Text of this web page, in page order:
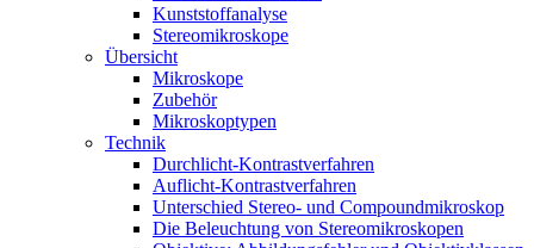
Kunststoffanalyse
Stereomikroskope
Übersicht
Mikroskope
Zubehör
Mikroskoptypen
Technik
Durchlicht-Kontrastverfahren
Auflicht-Kontrastverfahren
Unterschied Stereo- und Compoundmikroskop
Die Beleuchtung von Stereomikroskopen